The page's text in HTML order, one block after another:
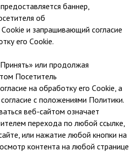
баннер,
об
и запрашивающий согласие
его Сookie.
или продолжая
Посетитель
на обработку его Сookie, а
с положениями Политики.
веб-сайтом означает
перехода по любой ссылке,
или нажатие любой кнопки на
контента на любой странице